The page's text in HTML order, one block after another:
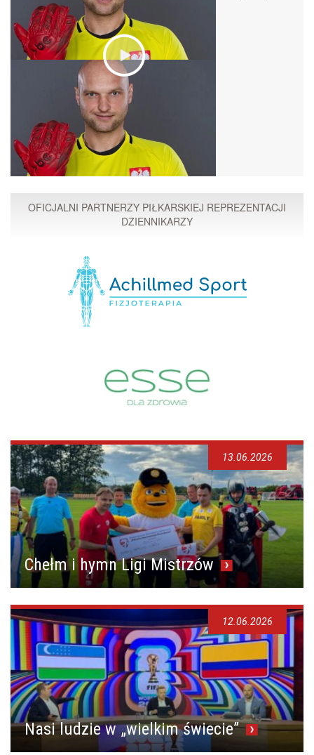
OFICJALNI PARTNERZY PIŁKARSKIEJ REPREZENTACJI
DZIENNIKARZY
Chełm i hymn Ligi Mistrzów
13.06.2026
Nasi ludzie w „wielkim świecie”
12.06.2026